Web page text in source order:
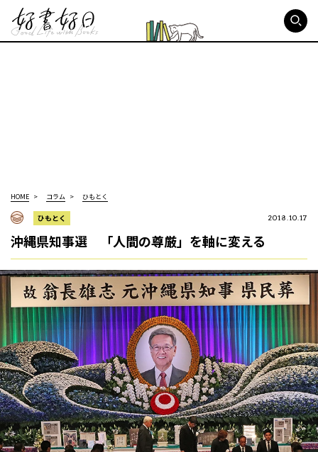
HOME コラム ひもとく
ひもとく 2018.10.17
沖縄県知事選 「人間の尊厳」を軸に変える